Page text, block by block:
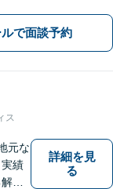
、あなたの味方とし
全個室】【下関駅5
ルで面談予約
ス
元な
績
決
詳細を見
る